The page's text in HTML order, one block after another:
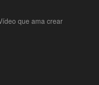
que ama crear